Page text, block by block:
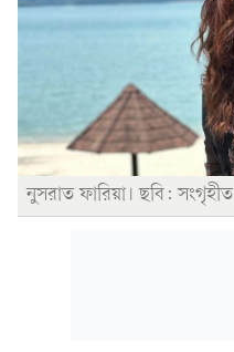
নুসরাত ফারিয়া। ছবি: সংগৃহীত